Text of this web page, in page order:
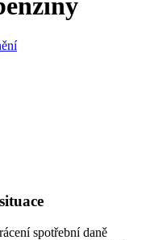
spotřební daně